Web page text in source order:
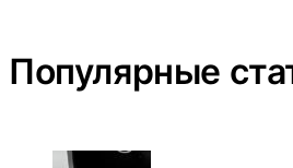
Популярные